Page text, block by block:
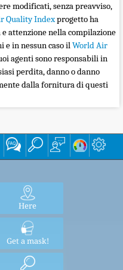
modificati, senza preavviso,
Quality Indexprogetto ha
attenzione nella compilazione
e in nessun caso ilWorld Air
agenti sono responsabili in
perdita, danno o danno
dalla fornitura di questi
Here
Get a mask!